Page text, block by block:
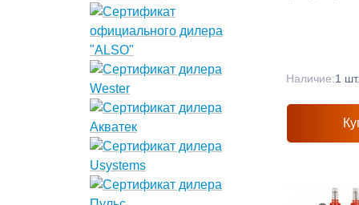
Наличие:1 шт.